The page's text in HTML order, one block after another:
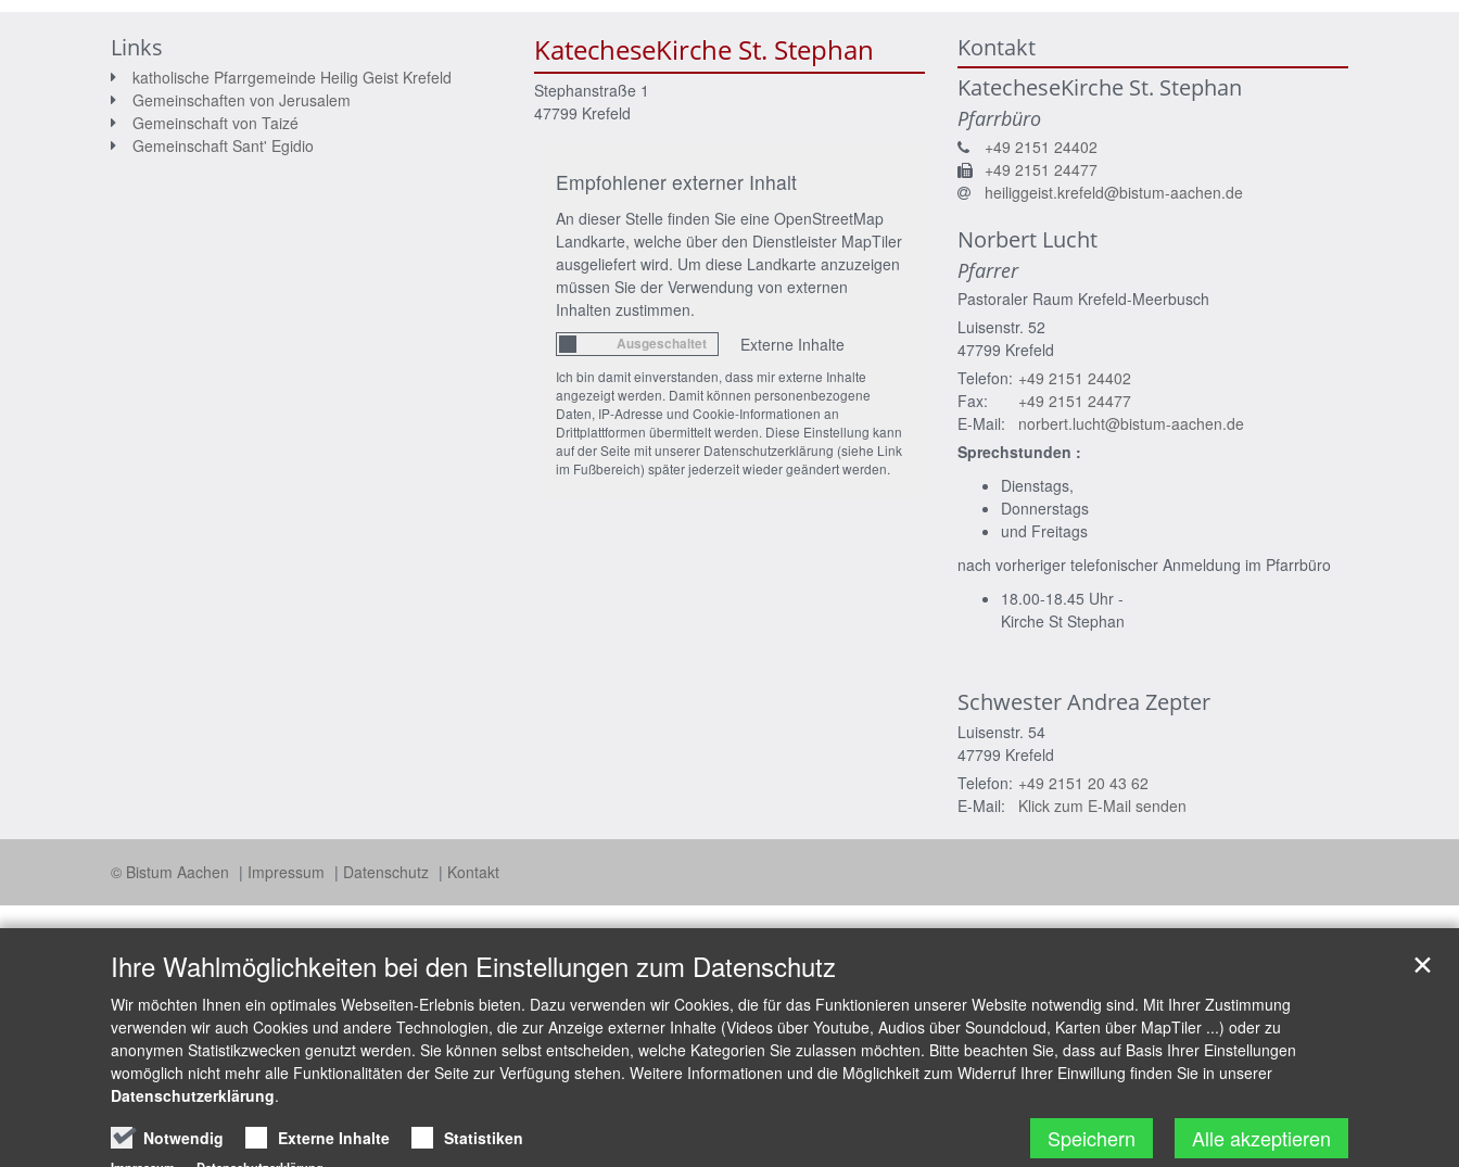
Links
katholische Pfarrgemeinde Heilig Geist Krefeld
Gemeinschaften von Jerusalem
Gemeinschaft von Taizé
Gemeinschaft Sant' Egidio
KatecheseKirche St. Stephan
Stephanstraße 1
47799 Krefeld
Empfohlener externer Inhalt
An dieser Stelle finden Sie eine OpenStreetMap
Landkarte, welche über den Dienstleister MapTiler
ausgeliefert wird. Um diese Landkarte anzuzeigen
müssen Sie der Verwendung von externen
Inhalten zustimmen.
Externe Inhalte
Ich bin damit einverstanden, dass mir externe Inhalte
angezeigt werden. Damit können personenbezogene
Daten, IP-Adresse und Cookie-Informationen an
Drittplattformen übermittelt werden. Diese Einstellung kann
auf der Seite mit unserer Datenschutzerklärung (siehe Link
im Fußbereich) später jederzeit wieder geändert werden.
Kontakt
KatecheseKirche St. Stephan
Pfarrbüro
+49 2151 24402
+49 2151 24477
heiliggeist.krefeld@bistum-aachen.de
Norbert Lucht
Pfarrer
Pastoraler Raum Krefeld-Meerbusch
Luisenstr. 52
47799 Krefeld
Telefon: +49 2151 24402
Fax:
+49 2151 24477
E-Mail:
norbert.lucht@bistum-aachen.de
Sprechstunden :
Dienstags,
Donnerstags
und Freitags
nach vorheriger telefonischer Anmeldung im Pfarrbüro
18.00-18.45 Uhr -
Kirche St Stephan
SchwesterAndrea Zepter
Luisenstr. 54
47799 Krefeld
Telefon: +49 2151 20 43 62
E-Mail:
Klick zum E-Mail senden
© Bistum Aachen Impressum Datenschutz Kontakt
Ihre Wahlmöglichkeiten bei den Einstellungen zum Datenschutz
Wir möchten Ihnen ein optimales Webseiten-Erlebnis bieten. Dazu verwenden wir Cookies, die für das Funktionieren unserer Website notwendig sind. Mit Ihrer Zustimmung
verwenden wir auch Cookies und andere Technologien, die zur Anzeige externer Inhalte (Videos über Youtube, Audios über Soundcloud, Karten über MapTiler ...) oder zu
anonymen Statistikzwecken genutzt werden. Sie können selbst entscheiden, welche Kategorien Sie zulassen möchten. Bitte beachten Sie, dass auf Basis Ihrer Einstellungen
womöglich nicht mehr alle Funktionalitäten der Seite zur Verfügung stehen. Weitere Informationen und die Möglichkeit zum Widerruf Ihrer Einwillung finden Sie in unserer
Datenschutzerklärung.
Notwendig
Externe Inhalte Statistiken Speichern Alle akzeptieren
✕